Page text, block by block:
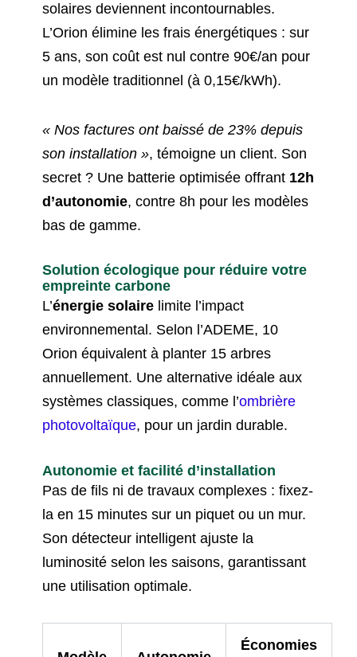
solaires deviennent incontournables.
L’Orion élimine les frais énergétiques : sur
5 ans, son coût est nul contre 90€/an pour
un modèle traditionnel (à 0,15€/kWh).
« Nos factures ont baissé de 23% depuis
son installation », témoigne un client. Son
secret ? Une batterie optimisée offrant 12h
d’autonomie, contre 8h pour les modèles
bas de gamme.
Solution écologique pour réduire votre
empreinte carbone
L’énergie solaire limite l’impact
environnemental. Selon l’ADEME, 10
Orion équivalent à planter 15 arbres
annuellement. Une alternative idéale aux
systèmes classiques, comme l’ombrière
photovoltaïque, pour un jardin durable.
Autonomie et facilité d’installation
Pas de fils ni de travaux complexes : fixez-
la en 15 minutes sur un piquet ou un mur.
Son détecteur intelligent ajuste la
luminosité selon les saisons, garantissant
une utilisation optimale.
Économies